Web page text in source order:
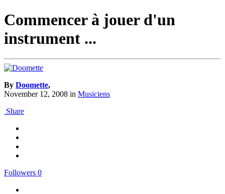
Commencer à jouer d'un
instrument ...
By Doomette,
November 12, 2008 in Musiciens
Share
Followers 0